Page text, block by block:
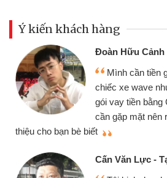
Ý kiến khách hàng
Đoàn Hữu Cảnh
Mình cần tiền
chiếc xe wave
gói vay tiền bằng
cần gặp mặt nên
thiệu cho bạn bè biết
Cấn Văn Lực -